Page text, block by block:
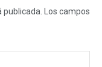
Los campos